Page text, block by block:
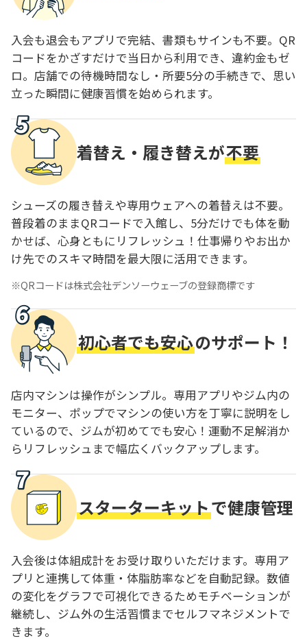
入会も退会もアプリで完結、書類もサインも不要。QR
コードをかざすだけで当日から利用でき、違約金もゼ
ロ。店舗での待機時間なし・所要5分の手続きで、思い
立った瞬間に健康習慣を始められます。
着替え・履き替えが不要
シューズの履き替えや専用ウェアへの着替えは不要。
普段着のままQRコードで入館し、5分だけでも体を動
かせば、心身ともにリフレッシュ！仕事帰りやお出か
け先でのスキマ時間を最大限に活用できます。
QRコードは株式会社デンソーウェーブの登録商標です
初心者でも安心のサポート！
店内マシンは操作がシンプル。専用アプリやジム内の
モニター、ポップでマシンの使い方を丁寧に説明をし
ているので、ジムが初めてでも安心！運動不足解消か
らリフレッシュまで幅広くバックアップします。
スターターキットで健康管理
入会後は体組成計をお受け取りいただけます。専用ア
プリと連携して体重・体脂肪率などを自動記録。数値
の変化をグラフで可視化できるためモチベーションが
継続し、ジム外の生活習慣までセルフマネジメントで
きます。